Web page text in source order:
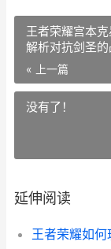
王者荣耀宫本
解析对抗剑圣
« 上一篇
没有了！
延伸阅读